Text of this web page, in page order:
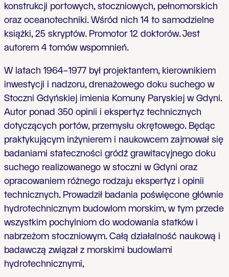
konstrukcji portowych, stoczniowych, pełnomorskich
oraz oceanotechniki. Wśród nich 14 to samodzielne
książki, 25 skryptów. Promotor 12 doktorów. Jest
autorem 4 tomów wspomnień.
W latach 1964–1977 był projektantem, kierownikiem
inwestycji i nadzoru, drenażowego doku suchego w
Stoczni Gdyńskiej imienia Komuny Paryskiej w Gdyni.
Autor ponad 350 opinii i ekspertyz technicznych
dotyczących portów, przemysłu okrętowego. Będąc
praktykującym inżynierem i naukowcem zajmował się
badaniami stateczności gródź grawitacyjnego doku
suchego realizowanego w stoczni w Gdyni oraz
opracowaniem różnego rodzaju ekspertyz i opinii
technicznych. Prowadził badania poświęcone głównie
hydrotechnicznym budowlom morskim, w tym przede
wszystkim pochylniom do wodowania statków i
nabrzeżom stoczniowym. Całą działalność naukową i
badawczą związał z morskimi budowlami
hydrotechnicznymi,